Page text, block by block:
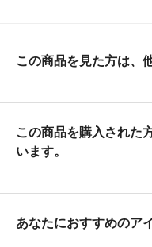
この商品を見た方は、
この商品を購入された
います。
あなたにおすすめのア